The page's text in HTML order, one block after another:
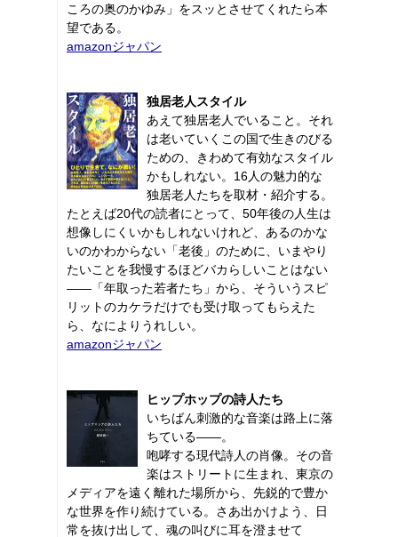
ころの奥のかゆみ」をスッとさせてくれたら本
望である。
amazonジャパン
独居老人スタイル
あえて独居老人でいること。それ
は老いていくこの国で生きのびる
ための、きわめて有効なスタイル
かもしれない。16人の魅力的な
独居老人たちを取材・紹介する。
たとえば20代の読者にとって、50年後の人生は
想像しにくいかもしれないけれど、あるのかな
いのかわからない「老後」のために、いまやり
たいことを我慢するほどバカらしいことはない
――「年取った若者たち」から、そういうスピ
リットのカケラだけでも受け取ってもらえた
ら、なによりうれしい。
amazonジャパン
ヒップホップの詩人たち
いちばん刺激的な音楽は路上に落
ちている――。
咆哮する現代詩人の肖像。その音
楽はストリートに生まれ、東京の
メディアを遠く離れた場所から、先鋭的で豊か
な世界を作り続けている。さあ出かけよう、日
常を抜け出して、魂の叫びに耳を澄ませて